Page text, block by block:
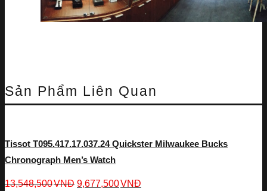
Sản Phẩm Liên Quan
Tissot T095.417.17.037.24 Quickster Milwaukee Bucks
Chronograph Men’s Watch
13,548,500VNĐ 9,677,500VNĐ